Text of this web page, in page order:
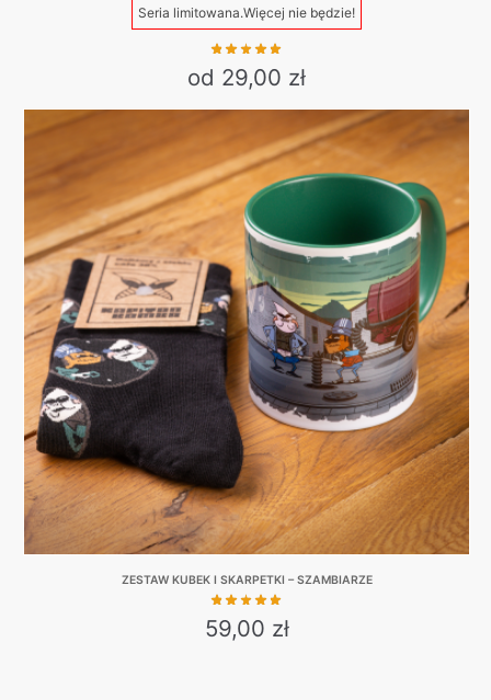
Seria limitowana.Więcej nie będzie!
od 29,00 zł
This
product
has
multiple
variants.
The
options
may
be
chosen
on
the
product
page
ZESTAW KUBEK I SKARPETKI – SZAMBIARZE
59,00 zł